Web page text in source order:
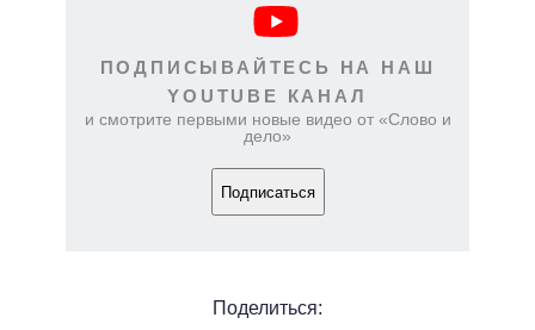
ПОДПИСЫВАЙТЕСЬ НА НАШ
YOUTUBE КАНАЛ
и смотрите первыми новые видео от «Слово и
дело»
Подписаться
Поделиться: